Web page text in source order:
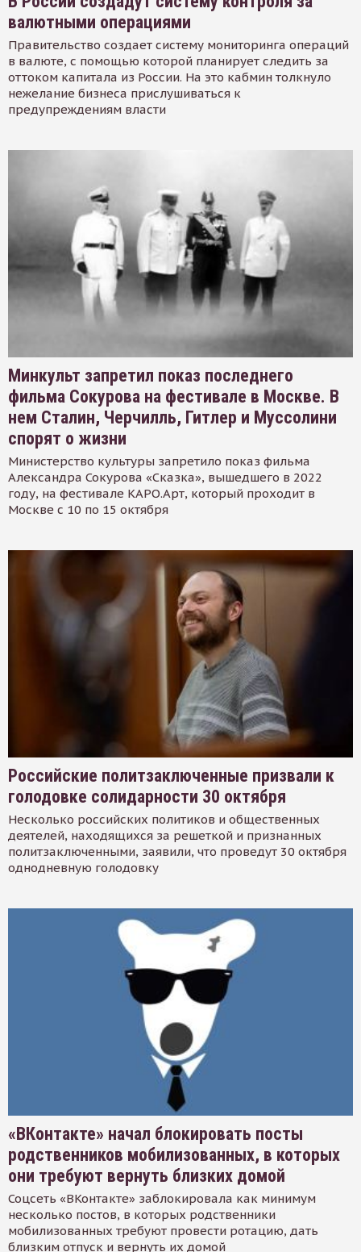
валютными операциями
Правительство создает систему мониторинга операций
в валюте, с помощью которой планирует следить за
оттоком капитала из России. На это кабмин толкнуло
нежелание бизнеса прислушиваться к
предупреждениям власти
Минкульт запретил показ последнего
фильма Сокурова на фестивале в Москве. В
нем Сталин, Черчилль, Гитлер и Муссолини
спорят о жизни
Министерство культуры запретило показ фильма
Александра Сокурова «Сказка», вышедшего в 2022
году, на фестивале КАРО.Арт, который проходит в
Москве с 10 по 15 октября
Российские политзаключенные призвали к
голодовке солидарности 30 октября
Несколько российских политиков и общественных
деятелей, находящихся за решеткой и признанных
политзаключенными, заявили, что проведут 30 октября
однодневную голодовку
«ВКонтакте» начал блокировать посты
родственников мобилизованных, в которых
они требуют вернуть близких домой
Соцсеть «ВКонтакте» заблокировала как минимум
несколько постов, в которых родственники
мобилизованных требуют провести ротацию, дать
близким отпуск и вернуть их домой